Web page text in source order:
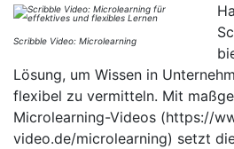
Scribble Video: Microlearning
Lösung, um Wissen in
flexibel zu vermitteln. Mit
Microlearning-Videos (https://
video.de/microlearning) setzt